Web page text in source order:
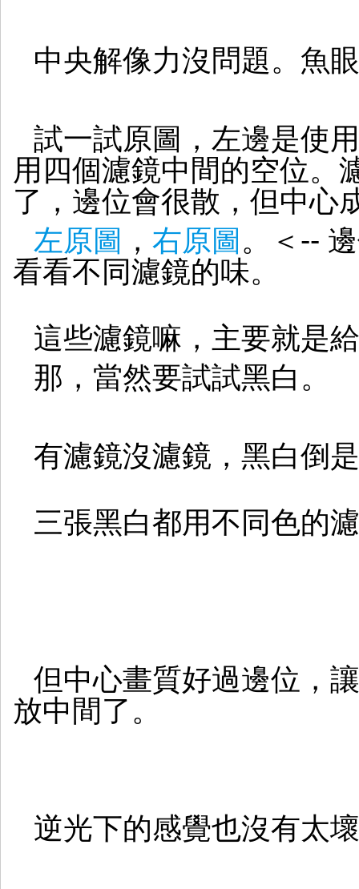
中央解像力沒問題。魚
試一試原圖，左邊是使
用四個濾鏡中間的空位。
了，邊位會很散，但中心
左原圖 ， 右原圖 。＜--
看看不同濾鏡的味。
這些濾鏡嘛，主要就是
那，當然要試試黑白。
有濾鏡沒濾鏡，黑白倒
三張黑白都用不同色的
但中心畫質好過邊位，
放中間了。
逆光下的感覺也沒有太